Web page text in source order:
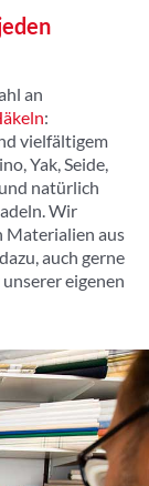
an
:
vielfältigem
Yak, Seide,
natürlich
Wir
Materialien aus
auch gerne
eigenen